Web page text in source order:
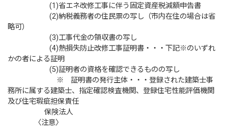
(1)省エネ改修工事に伴う固定資産税減額申告書
(2)納税義務者の住民票の写し（市内在住の場合は省
略可）
(3)工事代金の領収書の写し
(4)熱損失防止改修工事証明書・・・下記※のいずれ
かの者による証明
(5)証明者の資格を確認できるものの写し
※ 証明書の発行主体・・・登録された建築士事
務所に属する建築士、指定確認検査機関、登録住宅性能評価機関
及び住宅瑕疵担保責任
保険法人
〈注意〉